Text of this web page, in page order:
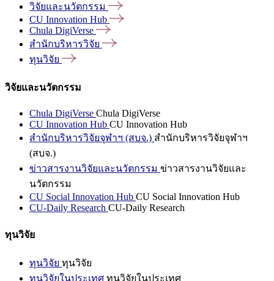
วิจัยและนวัตกรรม
CU Innovation Hub
Chula DigiVerse
สำนักบริหารวิจัย
ทุนวิจัย
วิจัยและนวัตกรรม
Chula DigiVerse Chula DigiVerse
CU Innovation Hub CU Innovation Hub
สำนักบริหารวิจัยจุฬาฯ (สบจ.) สำนักบริหารวิจัยจุฬาฯ
(สบจ.)
ข่าวสารงานวิจัยและนวัตกรรม ข่าวสารงานวิจัยและ
นวัตกรรม
CU Social Innovation Hub CU Social Innovation Hub
CU-Daily Research CU-Daily Research
ทุนวิจัย
ทุนวิจัย ทุนวิจัย
ทุนวิจัยในประเทศ ทุนวิจัยในประเทศ